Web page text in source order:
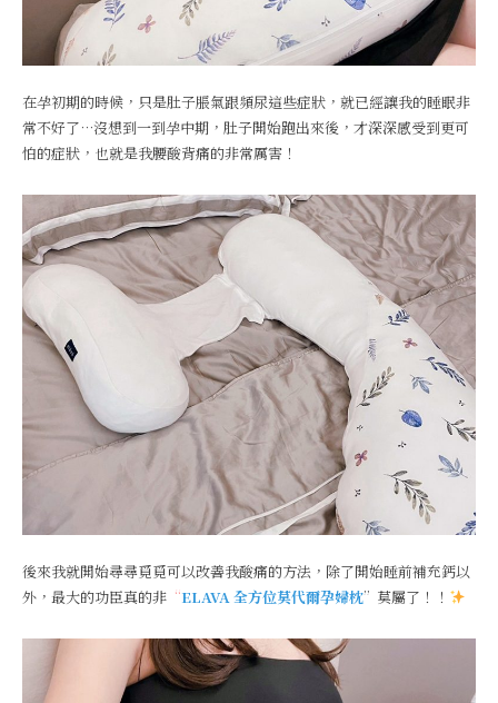
在孕初期的時候，只是肚子脹氣跟頻尿這些症狀，就已經讓我的睡眠非
常不好了…沒想到一到孕中期，肚子開始跑出來後，才深深感受到更可
怕的症狀，也就是我腰酸背痛的非常厲害！
後來我就開始尋尋覓覓可以改善我酸痛的方法，除了開始睡前補充鈣以
外，最大的功臣真的非 “ELAVA 全方位莫代爾孕婦枕”莫屬了！！